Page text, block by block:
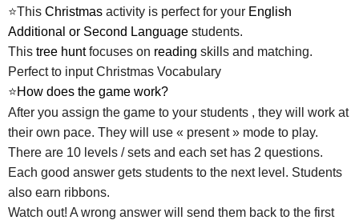
⭐This Christmas activity is perfect for your English
Additional or Second Language students.
This tree huntfocuses on reading skills and matching.
Perfect to input Christmas Vocabulary
⭐How does the game work?
After you assign the game to your students , they will work at
their own pace. They will use « present » mode to play.
There are 10 levels / sets and each set has 2 questions.
Each good answer gets students to the next level. Students
also earn ribbons.
Watch out! A wrong answer will send them back to the first